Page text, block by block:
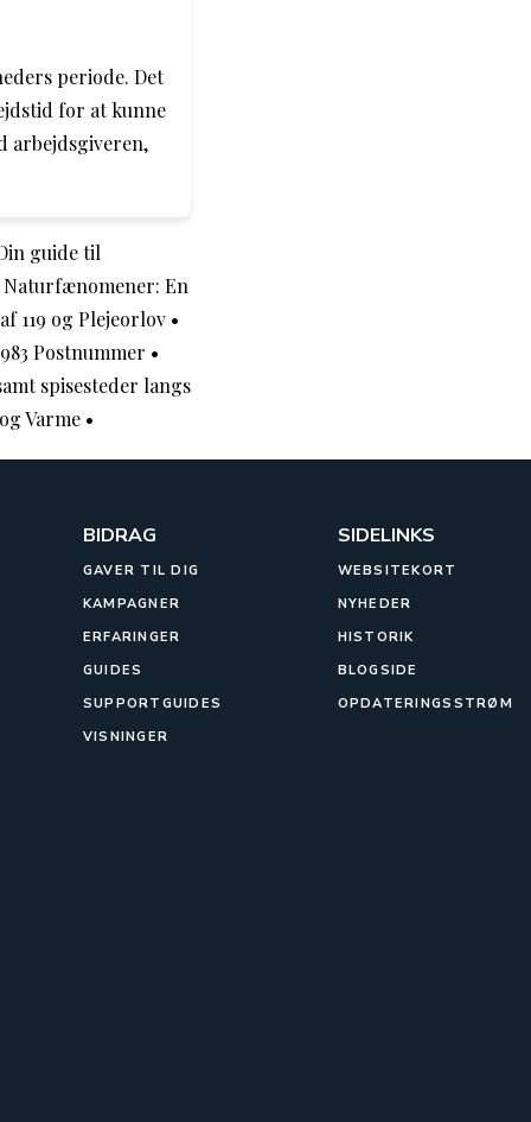
periode. Det
for at kunne
arbejdsgiveren,
guide til
Naturfænomener: En
119 og Plejeorlov •
Postnummer •
spisesteder langs
Varme •
BIDRAG
GAVER TIL DIG
KAMPAGNER
ERFARINGER
GUIDES
SUPPORTGUIDES
VISNINGER
SIDELINKS
WEBSITEKORT
NYHEDER
HISTORIK
BLOGSIDE
OPDATERINGSSTRØM